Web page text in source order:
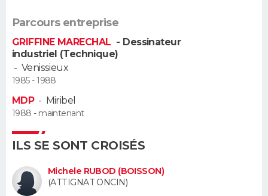
CARTE DE VOEUX
Carte Bonne année
Carte Saint-Valentin
Carte d'anniversaire
DICTIONNAIRE
S'inscrire
Se connecter
Lycées
Collèges
Primaires
Universités
Entreprises
Service militaire
Avis de recherche
AVIS DE DÉCÈS
FORUM
Parcours entreprise
GRIFFINE MARECHAL - Dessinateur
industriel (Technique)
- Venissieux
1985 - 1988
MDP- Miribel
1988 - maintenant
ILS SE SONT CROISÉS
Michele RUBOD (BOISSON)
(ATTIGNAT ONCIN)